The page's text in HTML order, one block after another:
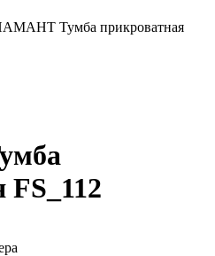
Тумба прикроватная
FS_112